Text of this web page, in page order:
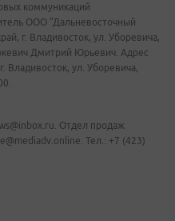
коммуникаций
ООО "Дальневосточный
г. Владивосток, ул. Уборевича,
Дмитрий Юрьевич. Адрес
Владивосток, ул. Уборевича,
Отдел продаж
Тел.: +7 (423)